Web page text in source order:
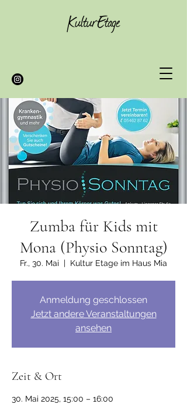
Zumba für Kids mit
Mona (Physio Sonntag)
Fr., 30. Mai
  |
Kultur Etage im Haus Mia
Anmeldung geschlossen
Jetzt andere Veranstaltungen
ansehen
Zeit & Ort
30. Mai 2025, 15:00 – 16:00